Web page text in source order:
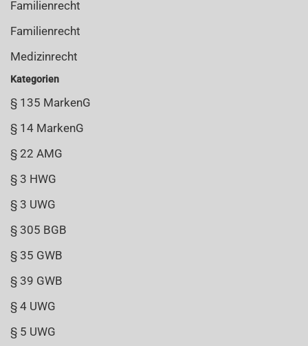
Familienrecht
Familienrecht
Medizinrecht
Kategorien
§ 135 MarkenG
§ 14 MarkenG
§ 22 AMG
§ 3 HWG
§ 3 UWG
§ 305 BGB
§ 35 GWB
§ 39 GWB
§ 4 UWG
§ 5 UWG